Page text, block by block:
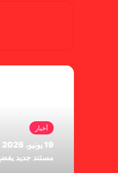
أخبار
19 يونيو، 2026
مستند جديد